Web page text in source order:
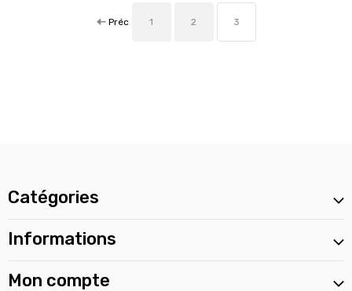
Préc 1 2 3
Catégories
Informations
Mon compte